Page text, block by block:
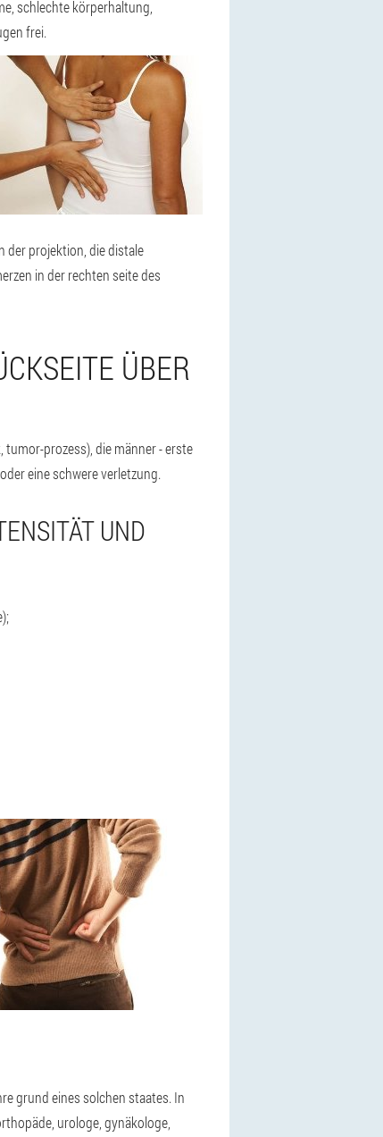
schlechte körperhaltung,
frei.
der projektion, die distale
in der rechten seite des
ÜBER
prozess), die männer - erste
eine schwere verletzung.
UND
grund eines solchen staates. In
urologe, gynäkologe,